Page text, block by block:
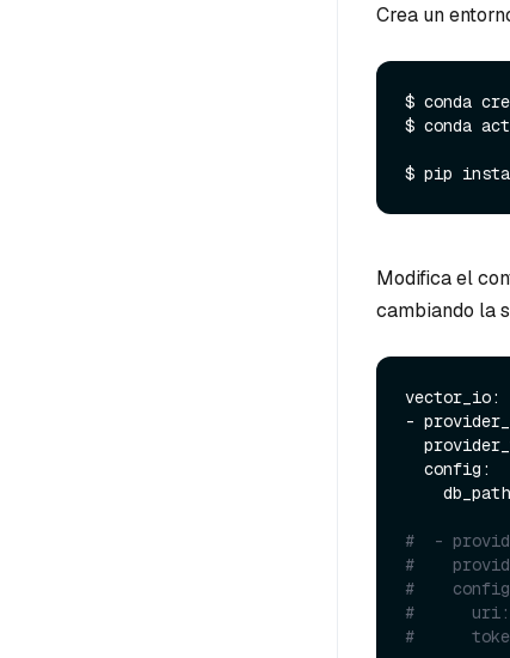
Crea un
$ conda
$ conda
Modifica el
cambiando la
vector_io:
-
#  -
#
#
#      uri:
#